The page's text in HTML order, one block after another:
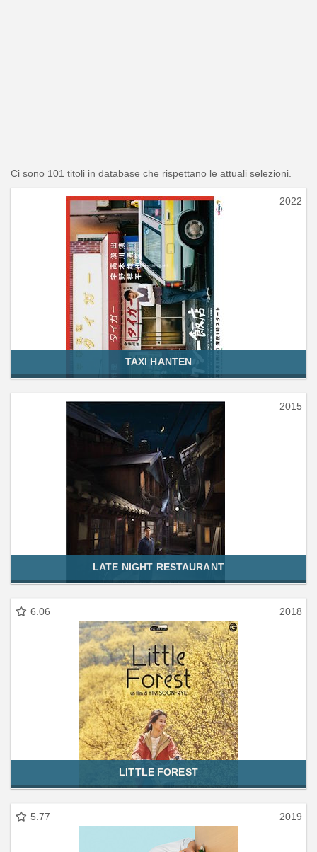
Ci sono 101 titoli in database che rispettano le attuali selezioni.
2022
TAXI HANTEN
2015
LATE NIGHT RESTAURANT
6.06 2018
LITTLE FOREST
5.77 2019